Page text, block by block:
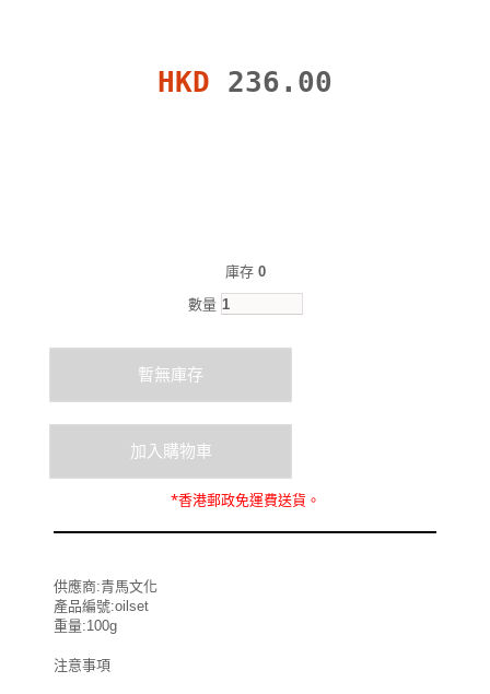
HKD 236.00
庫存 0
數量
*香港郵政免運費送貨。
供應商:青馬文化
產品編號:oilset
重量:100g
注意事項